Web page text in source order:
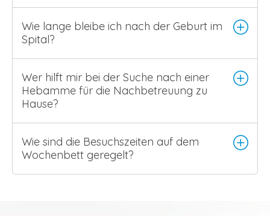
Wie lange bleibe ich nach der Geburt im
Spital?
Wer hilft mir bei der Suche nach einer
Hebamme für die Nachbetreuung zu
Hause?
Wie sind die Besuchszeiten auf dem
Wochenbett geregelt?